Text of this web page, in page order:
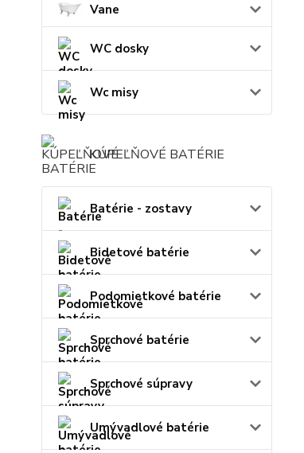
Vane
WC dosky
Wc misy
KÚPEĽŇOVÉ BATÉRIE
Batérie - zostavy
Bidetové batérie
Podomietkové batérie
Sprchové batérie
Sprchové súpravy
Umývadlové batérie